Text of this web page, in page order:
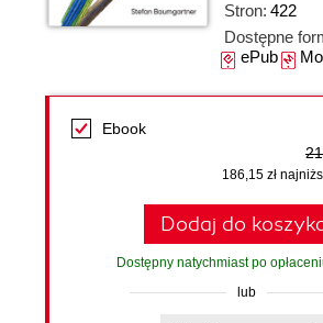
Stron: 422
Dostępne
ePub
Ebook
186,15 zł
Dodaj do
Dostępny natychmiast po
lub